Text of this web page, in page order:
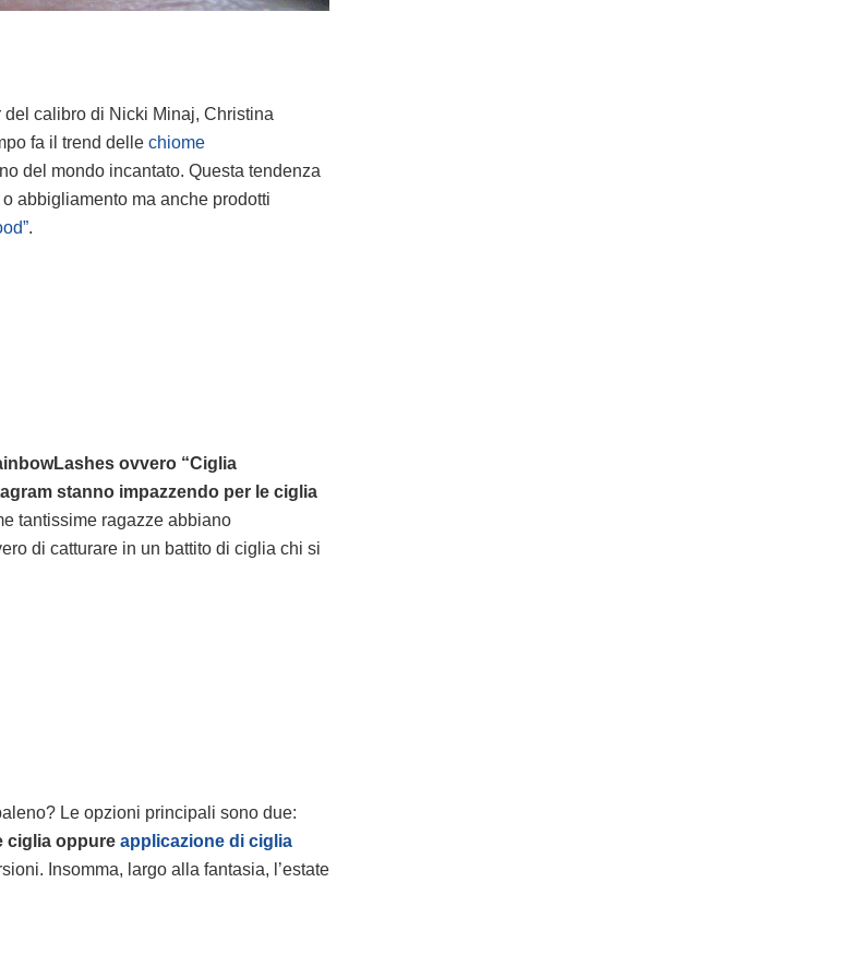
del calibro di Nicki Minaj, Christina
fa il trend delle chiome
del mondo incantato. Questa tendenza
abbigliamento ma anche prodotti
.
ovvero “Ciglia
stanno impazzendo per le ciglia
tantissime ragazze abbiano
di catturare in un battito di ciglia chi si
Le opzioni principali sono due:
ciglia oppure applicazione di ciglia
Insomma, largo alla fantasia, l’estate